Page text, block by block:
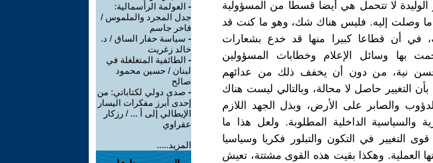
الوليدة لا تتحمل هي أيضا قسطا من المسؤولية
ما وصلت إليه. فليس هناك شك، وهو ما كنت قد
في أن قطاعا كبيرا منها قد خدع بشعارات
بها وسائل الإعلام وخطابات المسؤولين
حسن نية، من دون أن يخفف ذلك من عدائهم
بأن التغيير حاصل لا محالة، وبالتالي ليست هناك
والصابر على الأرض، وبذل الجهد اللازم
والسياسية الداخلية المطلوبة. ولعل هذا ما
التغيير في التكون والتبلور فكريا وسياسيا
العملية. وهكذا بقيت هذه القوى مشتتة، تعيش
- العولمة الرأسمالية:
جدل المجرد والملموس /
فاخر جاسم
- سياسة حفار الساق / د.
خالد زغريت
- الطائفية المتغلغلة في
لبنان / حسين محمود
صالح
- صدى دولي لكتاباتي: من
إحدى أبرز مفكرات اليسار
الإيطالي إلى أ ... / رزكار
عقراوي
المزيد.....